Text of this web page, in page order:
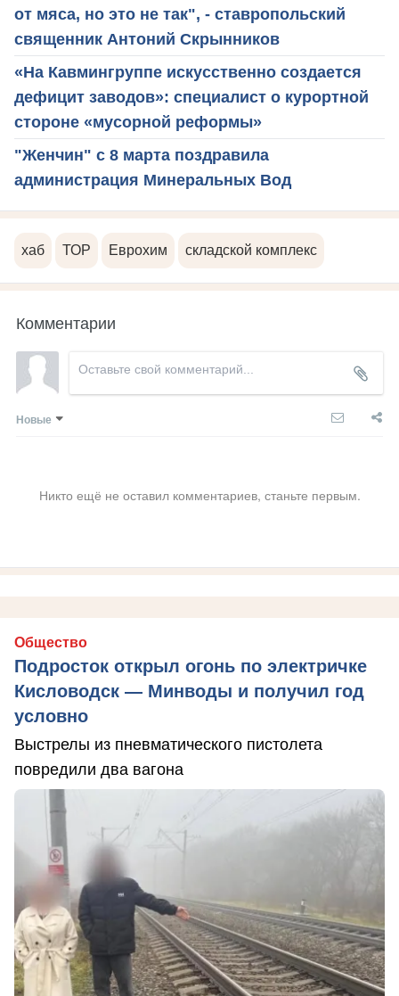
от мяса, но это не так", - ставропольский
священник Антоний Скрынников
«На Кавмингруппе искусственно создается
дефицит заводов»: специалист о курортной
стороне «мусорной реформы»
"Женчин" с 8 марта поздравила
администрация Минеральных Вод
хаб ТОР Еврохим складской комплекс
Комментарии
Новые
Никто ещё не оставил комментариев, станьте первым.
Общество
Подросток открыл огонь по электричке
Кисловодск — Минводы и получил год
условно
Выстрелы из пневматического пистолета
повредили два вагона